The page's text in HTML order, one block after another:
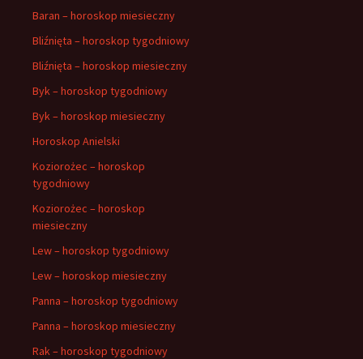
Baran – horoskop miesieczny
Bliźnięta – horoskop tygodniowy
Bliźnięta – horoskop miesieczny
Byk – horoskop tygodniowy
Byk – horoskop miesieczny
Horoskop Anielski
Koziorożec – horoskop
tygodniowy
Koziorożec – horoskop
miesieczny
Lew – horoskop tygodniowy
Lew – horoskop miesieczny
Panna – horoskop tygodniowy
Panna – horoskop miesieczny
Rak – horoskop tygodniowy